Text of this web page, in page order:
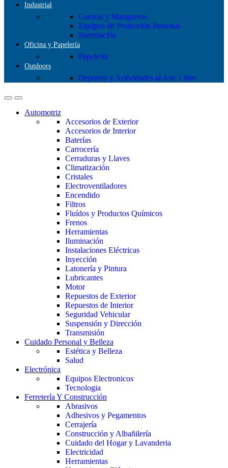
Industrial
Correas y Mangueras
Equipos de Protección Personal
Iluminación
Oficina y Papelería
Papeleria
Outdoors
Deportes y Actividades al Aire Libre
Automotriz
Accesorios de Exterior
Accesorios de Interior
Baterías
Carrocería
Cerraduras y Llaves
Climatización
Cristales
Electroventiladores
Encendido
Filtros
Fluídos y Productos Químicos
Frenos
Herramientas
Iluminación
Instalaciones Eléctricas
Inyección
Latonería y Pintura
Lubricantes
Motor
Repuestos de Exterior
Repuestos de Interior
Seguridad Vehicular
Suspensión y Dirección
Transmisión
Cuidado Personal y Belleza
Estética y Belleza
Salud
Electrónica
Equipos Electronicos
Tecnologia
Ferretería Y Construcción
Abrasivos
Adhesivos y Pegamentos
Cerrajería
Construcción y Albañilería
Cuidado del Hogar y Lavanderia
Electricidad
Herramientas